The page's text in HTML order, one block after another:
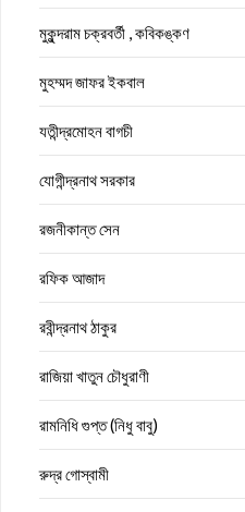
মুকুন্দরাম চক্রবর্তী , কবিকঙ্কণ
মুহম্মদ জাফর ইকবাল
যতীন্দ্রমোহন বাগচী
যোগীন্দ্রনাথ সরকার
রজনীকান্ত সেন
রফিক আজাদ
রবীন্দ্রনাথ ঠাকুর
রাজিয়া খাতুন চৌধুরাণী
রামনিধি গুপ্ত (নিধু বাবু)
রুদ্র গোস্বামী